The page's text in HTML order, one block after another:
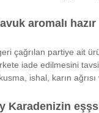
aromalı
çağrılan partiye ait
iade edilmesini
ishal, karın
Karadenizin